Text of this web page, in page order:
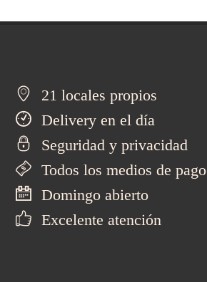
21 locales propios
Delivery en el día
Seguridad y privacidad
Todos los medios de pago
Domingo abierto
Excelente atención